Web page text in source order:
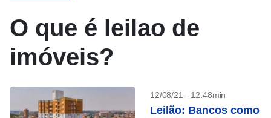
O que é leilao de
imóveis?
12/08/21 - 12:48min
Leilão: Bancos como